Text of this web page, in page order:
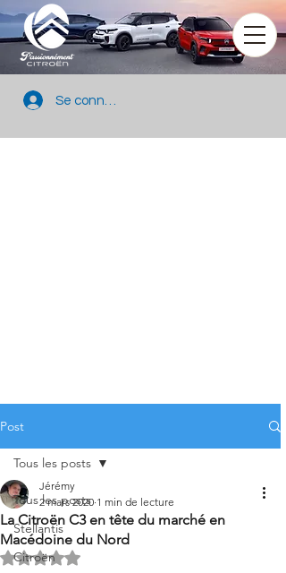
Se connecter
Post
Tous les posts
Stellantis
Citroën
Tous les posts
La Citroën C3 en tête du marché en
Macédoine du Nord
Jérémy
2 mars 2020 1 min de lecture
Noté NaN étoiles sur 5.